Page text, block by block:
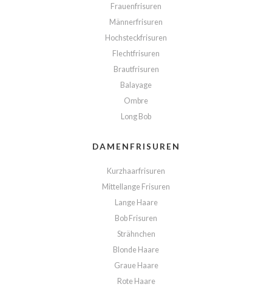
Frauenfrisuren
Männerfrisuren
Hochsteckfrisuren
Flechtfrisuren
Brautfrisuren
Balayage
Ombre
Long Bob
DAMENFRISUREN
Kurzhaarfrisuren
Mittellange Frisuren
Lange Haare
Bob Frisuren
Strähnchen
Blonde Haare
Graue Haare
Rote Haare